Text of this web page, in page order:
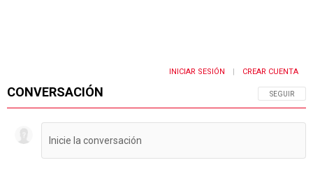
CONVERSACIÓN SIGA ESTA
SEGUIR
INICIAR SESIÓN CREAR CUENTA